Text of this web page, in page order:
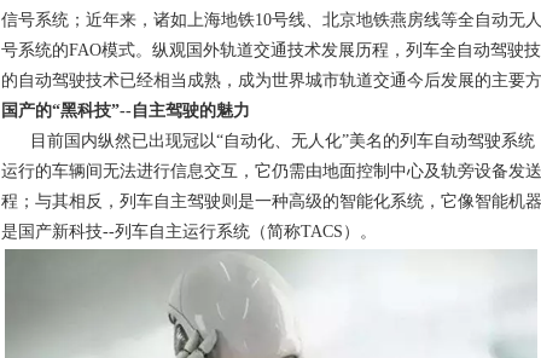
信号系统；近年来，诸如上海地铁10号线、北京地铁燕房线等全自动无
号系统的FAO模式。纵观国外轨道交通技术发展历程，列车全自动驾驶
的自动驾驶技术已经相当成熟，成为世界城市轨道交通今后发展的主要
国产的“黑科技”--自主驾驶的魅力
目前国内纵然已出现冠以“自动化、无人化”美名的列车自动驾驶系
运行的车辆间无法进行信息交互，它仍需由地面控制中心及轨旁设备发
程；与其相反，列车自主驾驶则是一种高级的智能化系统，它像智能机
是国产新科技--列车自主运行系统（简称TACS）。